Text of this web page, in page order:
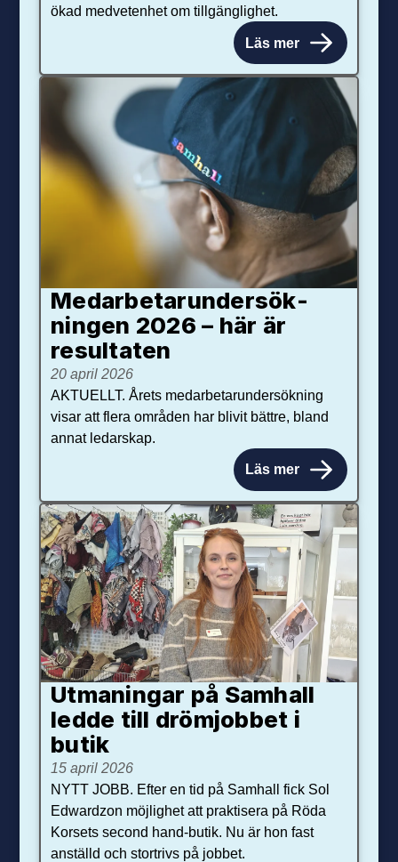
ökad medvetenhet om tillgänglighet.
Läs mer
Medarbetar­under­sök­
ningen 2026 – här är
resultaten
20 april 2026
AKTUELLT. Årets medarbetarundersökning
visar att flera områden har blivit bättre, bland
annat ledarskap.
Läs mer
Utmaningar på Sam­hall
ledde till dröm­jobbet i
butik
15 april 2026
NYTT JOBB. Efter en tid på Samhall fick Sol
Edwardzon möjlighet att praktisera på Röda
Korsets second hand-butik. Nu är hon fast
anställd och stortrivs på jobbet.